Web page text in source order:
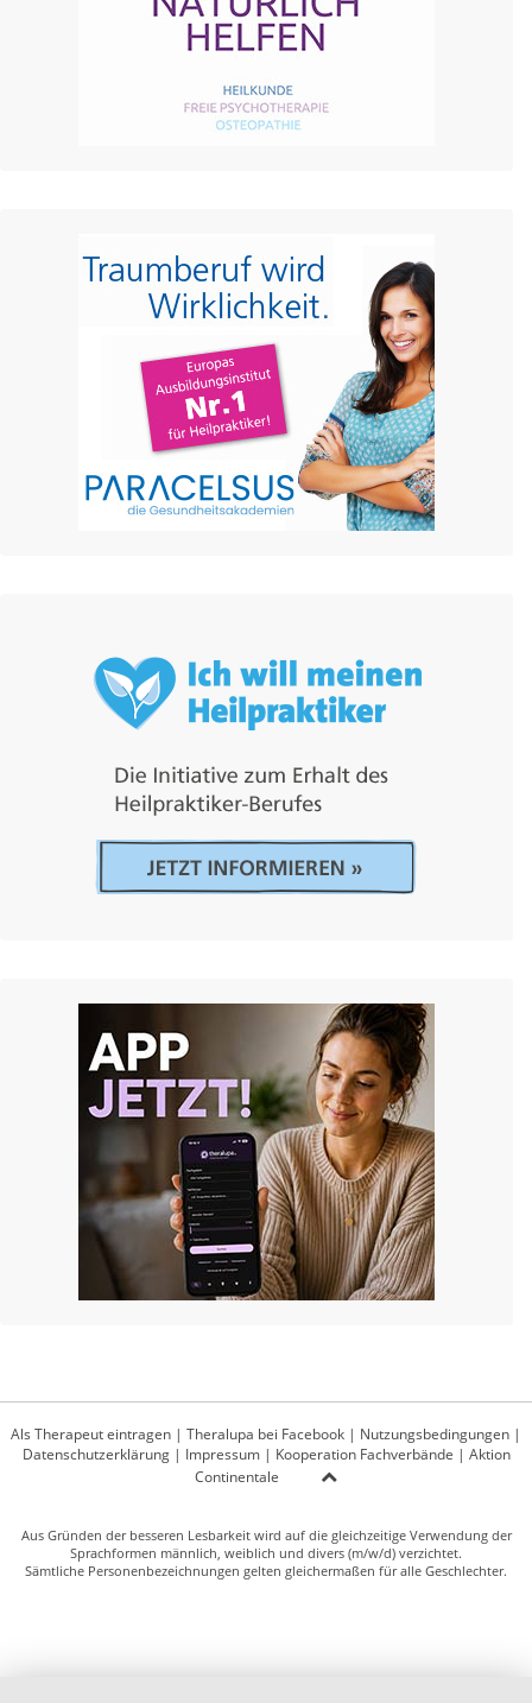
Als Therapeut eintragen | Theralupa bei Facebook | Nutzungsbedingungen |
Datenschutzerklärung| Impressum| Kooperation Fachverbände | Aktion
Continentale
Aus Gründen der besseren Lesbarkeit wird auf die gleichzeitige Verwendung der
Sprachformen männlich, weiblich und divers (m/w/d) verzichtet.
Sämtliche Personenbezeichnungen gelten gleichermaßen für alle Geschlechter.